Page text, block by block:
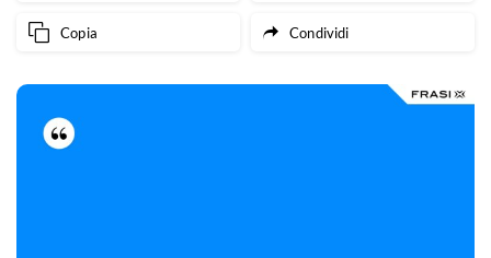
Copia Condividi